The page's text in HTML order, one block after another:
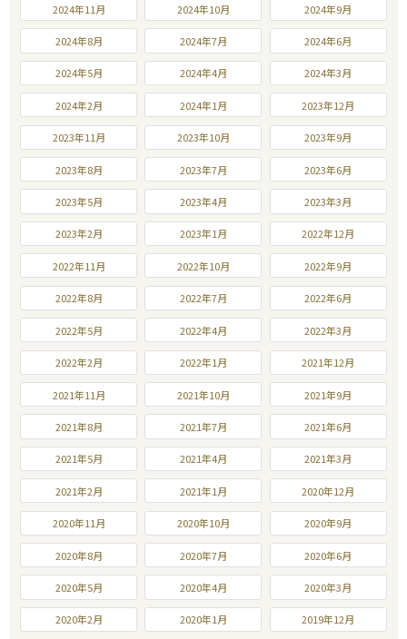
2024年11月 2024年10月 2024年9月
2024年8月 2024年7月 2024年6月
2024年5月 2024年4月 2024年3月
2024年2月 2024年1月 2023年12月
2023年11月 2023年10月 2023年9月
2023年8月 2023年7月 2023年6月
2023年5月 2023年4月 2023年3月
2023年2月 2023年1月 2022年12月
2022年11月 2022年10月 2022年9月
2022年8月 2022年7月 2022年6月
2022年5月 2022年4月 2022年3月
2022年2月 2022年1月 2021年12月
2021年11月 2021年10月 2021年9月
2021年8月 2021年7月 2021年6月
2021年5月 2021年4月 2021年3月
2021年2月 2021年1月 2020年12月
2020年11月 2020年10月 2020年9月
2020年8月 2020年7月 2020年6月
2020年5月 2020年4月 2020年3月
2020年2月 2020年1月 2019年12月